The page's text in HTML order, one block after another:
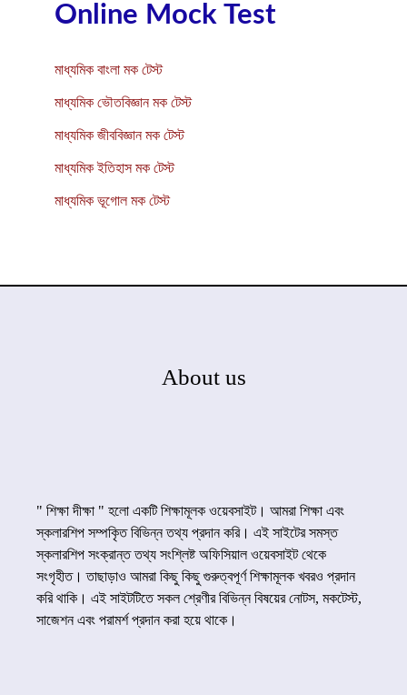
Online Mock Test
মাধ্যমিক বাংলা মক টেস্ট
মাধ্যমিক ভৌতবিজ্ঞান মক টেস্ট
মাধ্যমিক জীববিজ্ঞান মক টেস্ট
মাধ্যমিক ইতিহাস মক টেস্ট
মাধ্যমিক ভূগোল মক টেস্ট
About us
" শিক্ষা দীক্ষা " হলো একটি শিক্ষামূলক ওয়েবসাইট। আমরা শিক্ষা এবং
স্কলারশিপ সম্পকৃিত বিভিন্ন তথ্য প্রদান করি। এই সাইটের সমস্ত
স্কলারশিপ সংক্রান্ত তথ্য সংশ্লিষ্ট অফিসিয়াল ওয়েবসাইট থেকে
সংগৃহীত। তাছাড়াও আমরা কিছু কিছু গুরুত্বপূর্ণ শিক্ষামূলক খবরও প্রদান
করি থাকি। এই সাইটটিতে সকল শ্রেণীর বিভিন্ন বিষয়ের নোটস, মকটেস্ট,
সাজেশন এবং পরামর্শ প্রদান করা হয়ে থাকে।